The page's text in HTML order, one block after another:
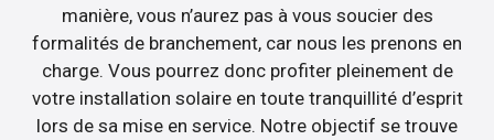
manière, vous n’aurez pas à vous soucier des
formalités de branchement, car nous les prenons en
charge. Vous pourrez donc profiter pleinement de
votre installation solaire en toute tranquillité d’esprit
lors de sa mise en service. Notre objectif se trouve